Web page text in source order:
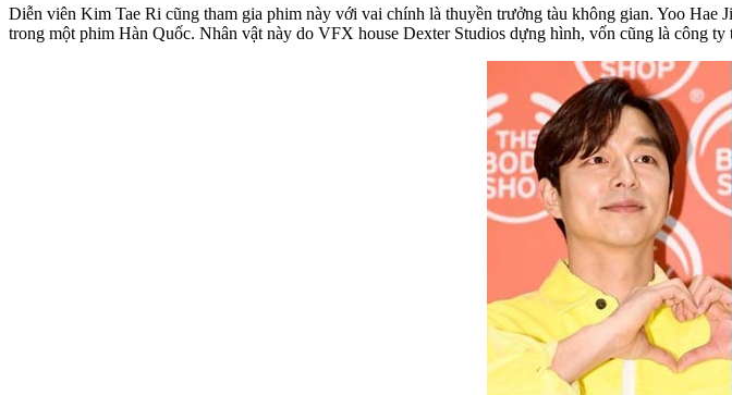
Diễn viên Kim Tae Ri cũng tham gia phim này với vai chính là thuyền trưởng tàu không gian. Yoo Hae
trong một phim Hàn Quốc. Nhân vật này do VFX house Dexter Studios dựng hình, vốn cũng là công